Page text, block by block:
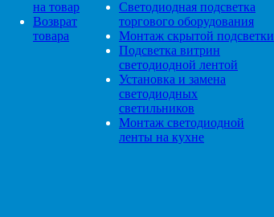
на товар
Возврат
товара
Светодиодная подсветка
торгового оборудования
Монтаж скрытой подсветки
Подсветка витрин
светодиодной лентой
Установка и замена
светодиодных
светильников
Монтаж светодиодной
ленты на кухне